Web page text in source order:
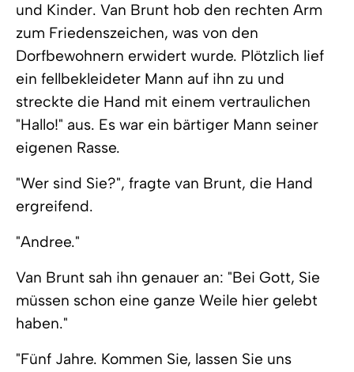
und Kinder. Van Brunt hob den rechten Arm
zum Friedenszeichen, was von den
Dorfbewohnern erwidert wurde. Plötzlich lief
ein fellbekleideter Mann auf ihn zu und
streckte die Hand mit einem vertraulichen
"Hallo!" aus. Es war ein bärtiger Mann seiner
eigenen Rasse.
"Wer sind Sie?", fragte van Brunt, die Hand
ergreifend.
"Andree."
Van Brunt sah ihn genauer an: "Bei Gott, Sie
müssen schon eine ganze Weile hier gelebt
haben."
"Fünf Jahre. Kommen Sie, lassen Sie uns